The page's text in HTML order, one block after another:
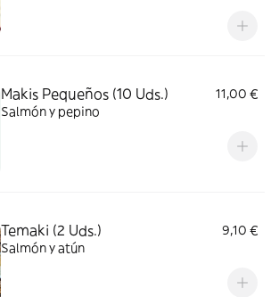
Makis Pequeños (10 Uds.)
11,00 €
Salmón y pepino
Temaki (2 Uds.)
9,10 €
Salmón y atún